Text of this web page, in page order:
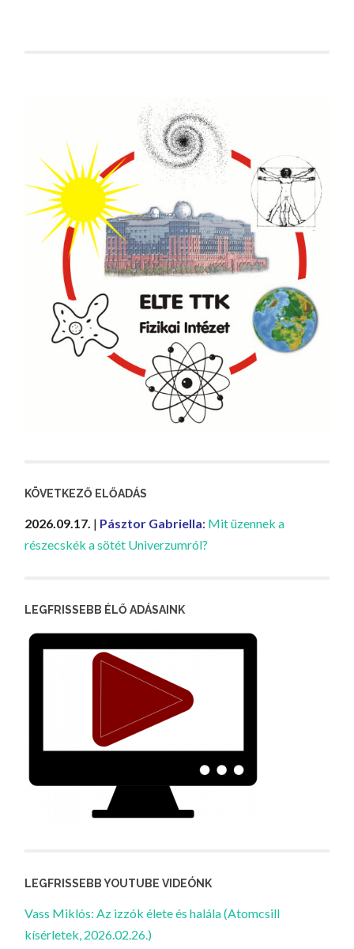
KÖVETKEZŐ ELŐADÁS
2026.09.17. | Pásztor Gabriella: Mit üzennek a
részecskék a sötét Univerzumról?
LEGFRISSEBB ÉLŐ ADÁSAINK
LEGFRISSEBB YOUTUBE VIDEÓNK
Vass Miklós: Az izzók élete és halála (Atomcsill
kísérletek, 2026.02.26.)